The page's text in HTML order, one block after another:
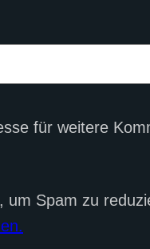
für weitere
um Spam zu